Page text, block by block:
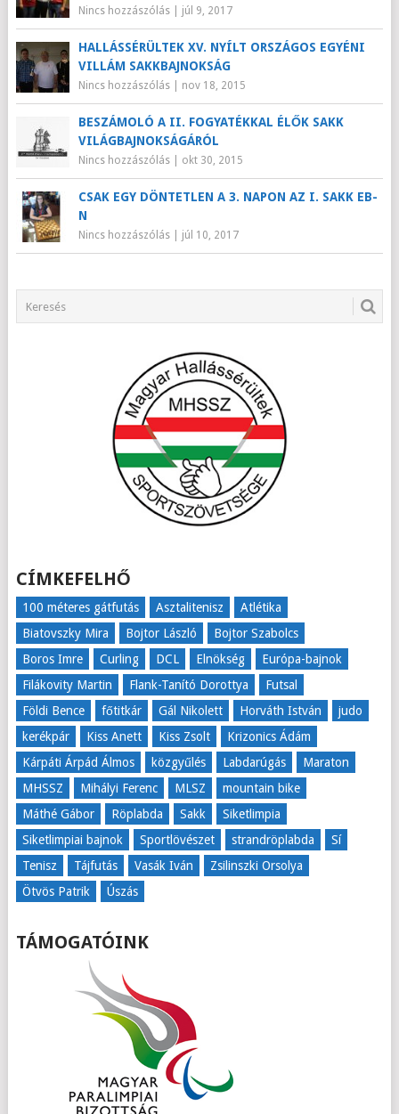
Nincs hozzászólás| júl 9, 2017
HALLÁSSÉRÜLTEK XV. NYÍLT ORSZÁGOS EGYÉNI
VILLÁM SAKKBAJNOKSÁG
Nincs hozzászólás| nov 18, 2015
BESZÁMOLÓ A II. FOGYATÉKKAL ÉLŐK SAKK
VILÁGBAJNOKSÁGÁRÓL
Nincs hozzászólás| okt 30, 2015
CSAK EGY DÖNTETLEN A 3. NAPON AZ I. SAKK EB-
N
Nincs hozzászólás| júl 10, 2017
CÍMKEFELHŐ
100 méteres gátfutás Asztalitenisz
Atlétika
Biatovszky Mira
Bojtor László
Bojtor Szabolcs
Boros Imre
Curling DCL Elnökség
Európa-bajnok
Filákovity Martin
Flank-Tanító Dorottya
Futsal
Földi Bence
főtitkár Gál Nikolett Horváth István
judo
kerékpár
Kiss Anett Kiss Zsolt
Krizonics Ádám
Kárpáti Árpád Álmos
közgyűlés Labdarúgás
Maraton
MHSSZ
Mihályi Ferenc MLSZ
mountain bike
Máthé Gábor
Röplabda Sakk
Siketlimpia
Siketlimpiai bajnok
Sportlövészet strandröplabda
Sí
Tenisz
Tájfutás Vasák Iván
Zsilinszki Orsolya
Ötvös Patrik
Úszás
TÁMOGATÓINK